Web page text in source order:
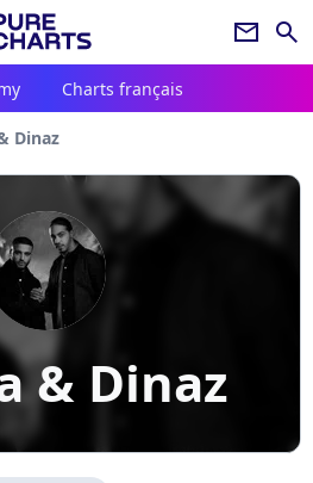
newsletter search
Charts français
Dinaz
& Dinaz